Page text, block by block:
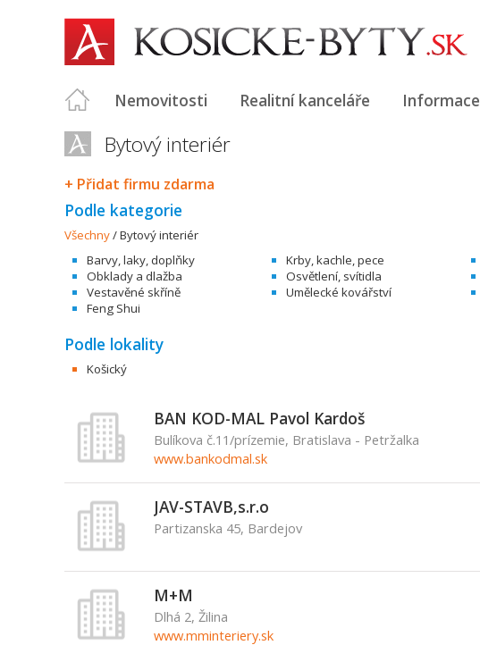
Nemovitosti Realitní kanceláře Informace
Bytový interiér
+ Přidat firmu zdarma
Podle kategorie
Všechny/Bytový interiér
Barvy, laky, doplňky
Krby, kachle, pece
Obklady a dlažba
Osvětlení, svítidla
Vestavěné skříně
Umělecké kovářství
Feng Shui
Podle lokality
Košický
BAN KOD-MAL Pavol Kardoš
Bulíkova č.11/prízemie, Bratislava - Petržalka
www.bankodmal.sk
JAV-STAVB,s.r.o
Partizanska 45, Bardejov
M+M
Dlhá 2, Žilina
www.mminteriery.sk